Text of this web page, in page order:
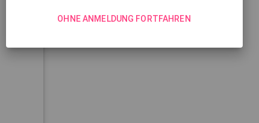
OHNE ANMELDUNG FORTFAHREN